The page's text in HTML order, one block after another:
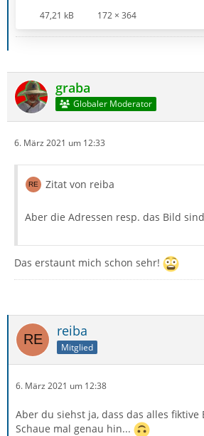
47,21 kB 172 × 364
graba
Globaler Moderator
6. März 2021 um 12:33
Zitat von reiba
Aber die Adressen resp. das Bild
Das erstaunt mich schon sehr!
reiba
Mitglied
6. März 2021 um 12:38
Aber du siehst ja, dass das alles fiktive
Schaue mal genau hin...